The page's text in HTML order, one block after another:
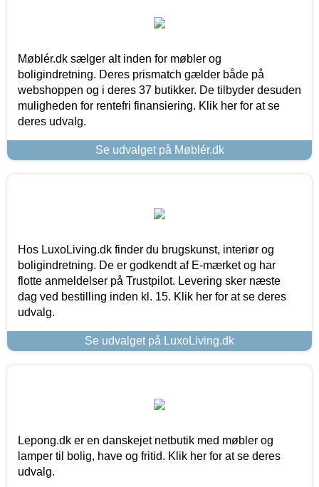
Møblér.dk sælger alt inden for møbler og
boligindretning. Deres prismatch gælder både på
webshoppen og i deres 37 butikker. De tilbyder desuden
muligheden for rentefri finansiering. Klik her for at se
deres udvalg.
Se udvalget på Møblér.dk
Hos LuxoLiving.dk finder du brugskunst, interiør og
boligindretning. De er godkendt af E-mærket og har
flotte anmeldelser på Trustpilot. Levering sker næste
dag ved bestilling inden kl. 15. Klik her for at se deres
udvalg.
Se udvalget på LuxoLiving.dk
Lepong.dk er en danskejet netbutik med møbler og
lamper til bolig, have og fritid. Klik her for at se deres
udvalg.